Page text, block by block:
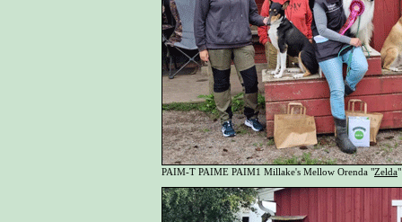
PAIM-T PAIME PAIM1 Millake's Mellow Orenda "Zelda